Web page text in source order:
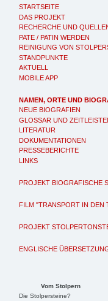
STARTSEITE
DAS PROJEKT
RECHERCHE UND
PATE / PATIN WERDEN
REINIGUNG VON
STANDPUNKTE
AKTUELL
MOBILE APP
NAMEN, ORTE UND
NEUE BIOGRAFIEN
GLOSSAR UND
LITERATUR
DOKUMENTATIONEN
PRESSEBERICHTE
LINKS
PROJEKT BIOGRAFISCHE
FILM "TRANSPORT IN DEN
PROJEKT
ENGLISCHE
Vom Stolpern
Die Stolpersteine?